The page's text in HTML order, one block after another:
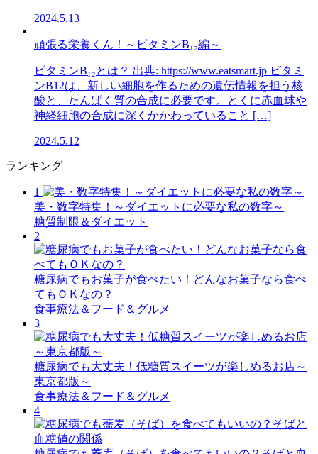
2024.5.13
頑張る栄養くん！～ビタミンB₁₂編～
ビタミンB₁₂とは？ 出典: https://www.eatsmart.jp ビタミ
ンB12は、新しい細胞を作るための遺伝情報を担う核
酸と、たんぱく質の合成に必要です。とくに赤血球や
神経細胞の合成に深くかかわっていること […]
2024.5.12
ランキング
1
美・数字特集！～ダイエットに必要な私の数字～
糖質制限＆ダイエット
2
糖尿病でもお菓子が食べたい！どんなお菓子なら食べ
てもＯＫなの？
食事療法＆フード＆グルメ
3
糖尿病でも大丈夫！低糖質スイーツが楽しめるお店～
東京都版～
食事療法＆フード＆グルメ
4